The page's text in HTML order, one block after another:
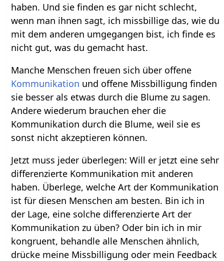
haben. Und sie finden es gar nicht schlecht,
wenn man ihnen sagt, ich missbillige das, wie du
mit dem anderen umgegangen bist, ich finde es
nicht gut, was du gemacht hast.
Manche Menschen freuen sich über offene
Kommunikation und offene Missbilligung finden
sie besser als etwas durch die Blume zu sagen.
Andere wiederum brauchen eher die
Kommunikation durch die Blume, weil sie es
sonst nicht akzeptieren können.
Jetzt muss jeder überlegen: Will er jetzt eine sehr
differenzierte Kommunikation mit anderen
haben. Überlege, welche Art der Kommunikation
ist für diesen Menschen am besten. Bin ich in
der Lage, eine solche differenzierte Art der
Kommunikation zu üben? Oder bin ich in mir
kongruent, behandle alle Menschen ähnlich,
drücke meine Missbilligung oder mein Feedback